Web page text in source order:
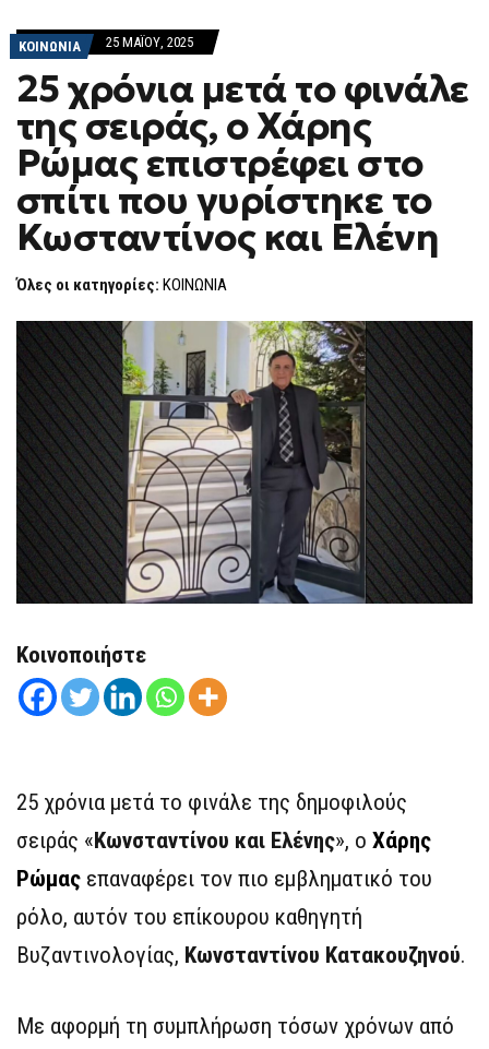
ΚΟΙΝΩΝΙΑ 25 ΜΑΪ́ΟΥ, 2025
25 χρόνια μετά το φινάλε
της σειράς, ο Χάρης
Ρώμας επιστρέφει στο
σπίτι που γυρίστηκε το
Κωσταντίνος και Ελένη
Όλες οι κατηγορίες: ΚΟΙΝΩΝΙΑ
Κοινοποιήστε
25 χρόνια μετά το φινάλε της δημοφιλούς
σειράς «Κωνσταντίνου και Ελένης», ο Χάρης
Ρώμας επαναφέρει τον πιο εμβληματικό του
ρόλο, αυτόν του επίκουρου καθηγητή
Βυζαντινολογίας, Κωνσταντίνου Κατακουζηνού.
Με αφορμή τη συμπλήρωση τόσων χρόνων από